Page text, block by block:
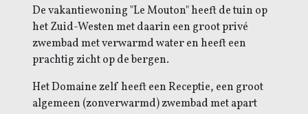
De vakantiewoning "Le Mouton" heeft de tuin op
het Zuid-Westen met daarin een groot privé
zwembad met verwarmd water en heeft een
prachtig zicht op de bergen.
Het Domaine zelf heeft een Receptie, een groot
algemeen (zonverwarmd) zwembad met apart